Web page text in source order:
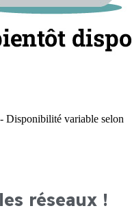
Disponibilité variable selon
réseaux !